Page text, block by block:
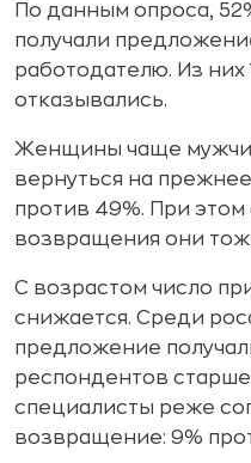
По данным опроса,
получали
работодателю. Из них
отказывались.
Женщины чаще
вернуться на
против 49%. При
возвращения они
С возрастом число
снижается. Среди
предложение
респондентов
специалисты реже
возвращение: 9%